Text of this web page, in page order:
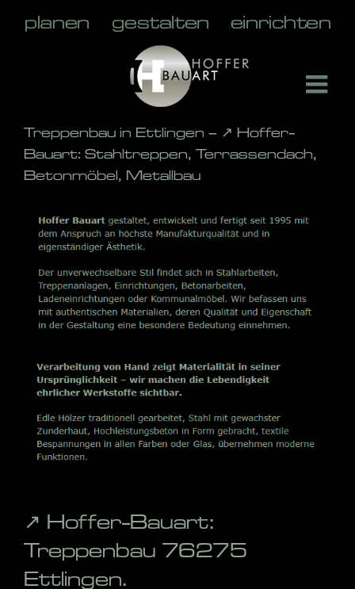
Treppenbau in Ettlingen – ↗️ Hoffer-
Bauart: Stahltreppen, Terrassendach,
Betonmöbel, Metallbau
↗️ Hoffer-Bauart:
Treppenbau 76275
Ettlingen.